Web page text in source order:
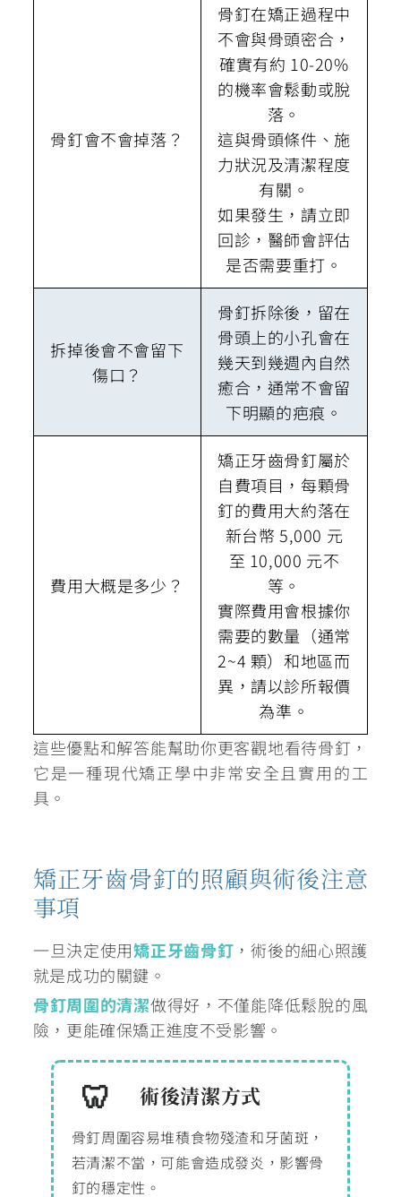
骨釘會不會掉落？
骨釘在矯正過程中
不會與骨頭密合，
確實有約 10-20%
的機率會鬆動或脫
落。
這與骨頭條件、施
力狀況及清潔程度
有關。
如果發生，請立即
回診，醫師會評估
是否需要重打。
拆掉後會不會留下
傷口？
骨釘拆除後，留在
骨頭上的小孔會在
幾天到幾週內自然
癒合，通常不會留
下明顯的疤痕。
費用大概是多少？
矯正牙齒骨釘屬於
自費項目，每顆骨
釘的費用大約落在
新台幣 5,000 元
至 10,000 元不
等。
實際費用會根據你
需要的數量（通常
2~4 顆）和地區而
異，請以診所報價
為準。
這些優點和解答能幫助你更客觀地看待骨釘，
它是一種現代矯正學中非常安全且實用的工
具。
矯正牙齒骨釘的照顧與術後注意
事項
一旦決定使用矯正牙齒骨釘 ，術後的細心照護
就是成功的關鍵。
骨釘周圍的清潔做得好，不僅能降低鬆脫的風
險，更能確保矯正進度不受影響。
術後清潔方式
骨釘周圍容易堆積食物殘渣和牙菌斑，
若清潔不當，可能會造成發炎，影響骨
釘的穩定性。